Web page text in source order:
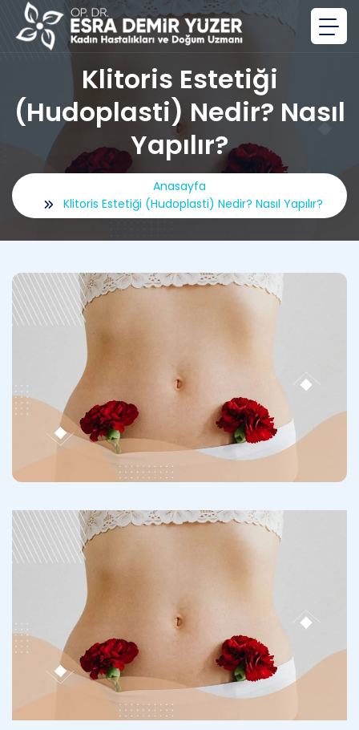
Klitoris Estetiği
(Hudoplasti) Nedir? Nasıl
Yapılır?
Anasayfa
Klitoris Estetiği (Hudoplasti) Nedir? Nasıl Yapılır?